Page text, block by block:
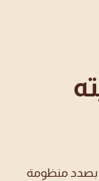
بصدد منظومة